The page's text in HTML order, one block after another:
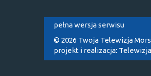
pełna wersja serwisu
© 2026 Twoja Telewizja
projekt i realizacja: